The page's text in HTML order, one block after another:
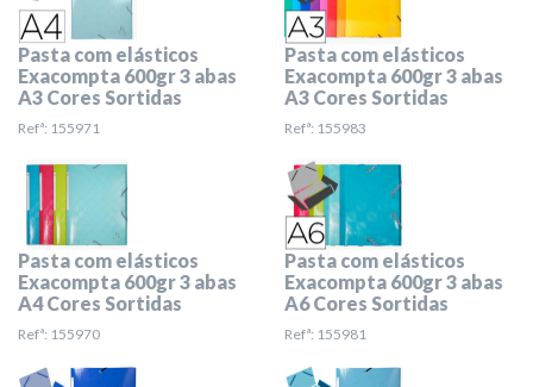
Pasta com elásticos
Exacompta 600gr 3 abas
A3 Cores Sortidas
Refª: 155971
Pasta com elásticos
Exacompta 600gr 3 abas
A3 Cores Sortidas
Refª: 155983
Pasta com elásticos
Exacompta 600gr 3 abas
A4 Cores Sortidas
Refª: 155970
Pasta com elásticos
Exacompta 600gr 3 abas
A6 Cores Sortidas
Refª: 155981